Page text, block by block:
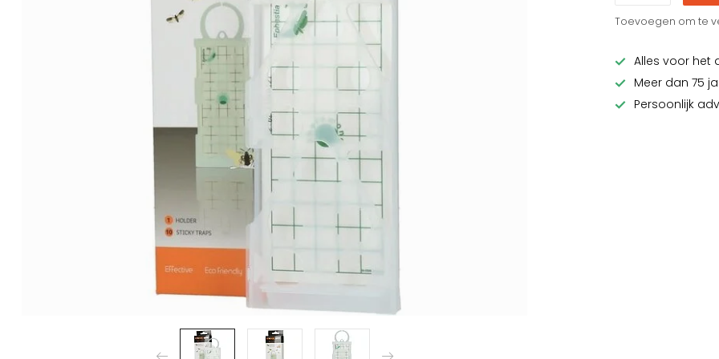
Toevoegen om te
Alles voor het
Meer dan 75
Persoonlijk